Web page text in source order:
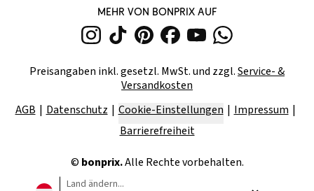
MEHR VON BONPRIX AUF
Preisangaben inkl. gesetzl. MwSt. und zzgl.Service- &
Versandkosten
AGB
Datenschutz Cookie-Einstellungen
Impressum
Barrierefreiheit
© bonprix.Alle Rechte vorbehalten.
Land ändern...